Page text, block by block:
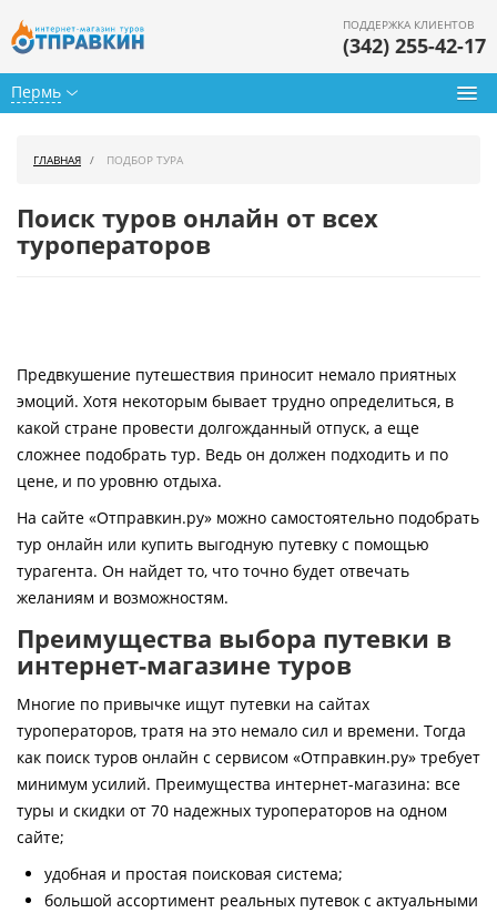
Пермь
ПОДДЕРЖКА КЛИЕНТОВ
(342) 255-42-17
Горящие туры
Страны
Как купить
Контакты
ГЛАВНАЯ ПОДБОР ТУРА
Поиск туров онлайн от всех
туроператоров
Предвкушение путешествия приносит немало приятных
эмоций. Хотя некоторым бывает трудно определиться, в
какой стране провести долгожданный отпуск, а еще
сложнее подобрать тур. Ведь он должен подходить и по
цене, и по уровню отдыха.
На сайте «Отправкин.ру» можно самостоятельно подобрать
тур онлайн или купить выгодную путевку с помощью
турагента. Он найдет то, что точно будет отвечать
желаниям и возможностям.
Преимущества выбора путевки в
интернет-магазине туров
Многие по привычке ищут путевки на сайтах
туроператоров, тратя на это немало сил и времени. Тогда
как поиск туров онлайн с сервисом «Отправкин.ру» требует
минимум усилий. Преимущества интернет-магазина: все
туры и скидки от 70 надежных туроператоров на одном
сайте;
удобная и простая поисковая система;
большой ассортимент реальных путевок с актуальными